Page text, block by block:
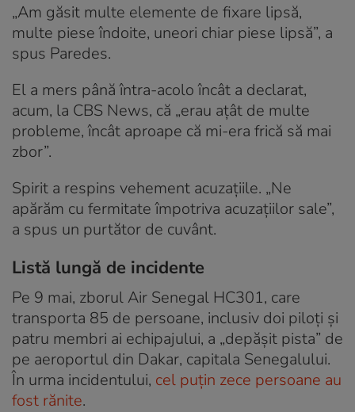
„Am găsit multe elemente de fixare lipsă,
multe piese îndoite, uneori chiar piese lipsă”, a
spus Paredes.
El a mers până întra-acolo încât a declarat,
acum, la CBS News, că „erau ațât de multe
probleme, încât aproape că mi-era frică să mai
zbor”.
Spirit a respins vehement acuzațiile. „Ne
apărăm cu fermitate împotriva acuzațiilor sale”,
a spus un purtător de cuvânt.
Listă lungă de incidente
Pe 9 mai, zborul Air Senegal HC301, care
transporta 85 de persoane, inclusiv doi piloți și
patru membri ai echipajului, a „depășit pista” de
pe aeroportul din Dakar, capitala Senegalului.
În urma incidentului, cel puțin zece persoane au
fost rănite.